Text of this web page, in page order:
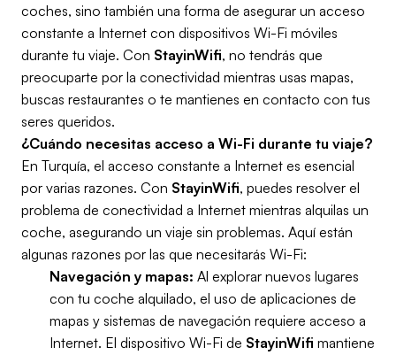
coches, sino también una forma de asegurar un acceso
constante a Internet con dispositivos Wi-Fi móviles
durante tu viaje. Con StayinWifi, no tendrás que
preocuparte por la conectividad mientras usas mapas,
buscas restaurantes o te mantienes en contacto con tus
seres queridos.
¿Cuándo necesitas acceso a Wi-Fi durante tu viaje?
En Turquía, el acceso constante a Internet es esencial
por varias razones. Con StayinWifi, puedes resolver el
problema de conectividad a Internet mientras alquilas un
coche, asegurando un viaje sin problemas. Aquí están
algunas razones por las que necesitarás Wi-Fi:
Navegación y mapas: Al explorar nuevos lugares
con tu coche alquilado, el uso de aplicaciones de
mapas y sistemas de navegación requiere acceso a
Internet. El dispositivo Wi-Fi de StayinWifi mantiene